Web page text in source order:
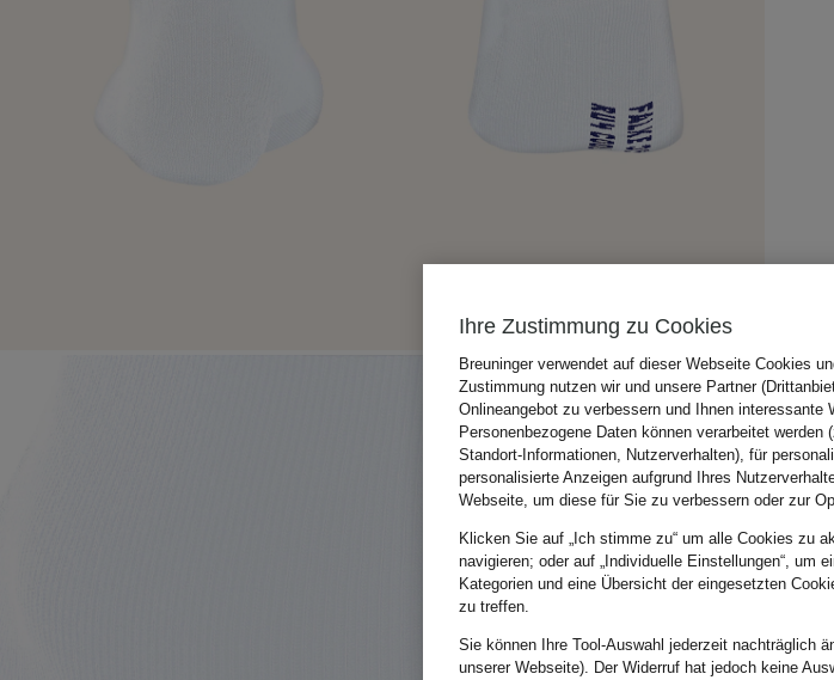
Ihre Zustimmung zu Cookies
Breuninger verwendet auf dieser Webseite Cookies
Zustimmung nutzen wir und unsere Partner
Onlineangebot zu verbessern und Ihnen interessante
Personenbezogene Daten können verarbeitet
Standort-Informationen, Nutzerverhalten), für
personalisierte Anzeigen aufgrund Ihres
Webseite, um diese für Sie zu verbessern oder zur
Klicken Sie auf „Ich stimme zu“ um alle Cookies zu
navigieren; oder auf „Individuelle Einstellungen“, um
Kategorien und eine Übersicht der eingesetzten
zu treffen.
Sie können Ihre Tool-Auswahl jederzeit nachträglich
unserer Webseite). Der Widerruf hat jedoch keine